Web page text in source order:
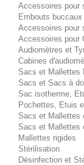
Accessoires pour
Embouts
Accessoires pour
Accessoires pour
Audiomètres et
Cabines
Sacs et Mallettes
Sacs et Sacs à
Sac isotherme,
Pochettes, Etuis
Sacs et Mallettes
Sacs et Mallettes
Mallettes rigides
Stérilisation
Désinfection et